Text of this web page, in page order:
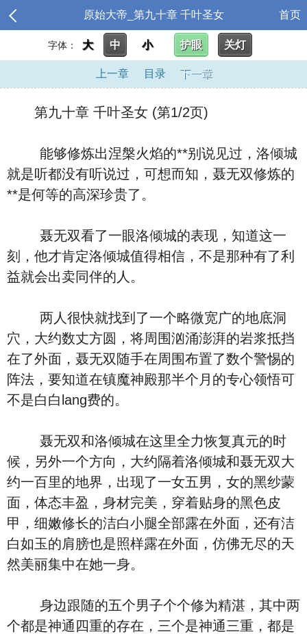
原始大帝_第九十章 千叶圣女 首页
字体： 大 中 小 护眼 关灯
上一章 目录 下一章
第九十章 千叶圣女 (第1/2页)
能够修炼出涅槃火焰的**别说见过，洛倾城
就是听都没有听说过，可想而知，聂无双修炼的
**是何等的高深珍贵了。
聂无双看了一眼洛倾城的表现，知道这一
刻，他才肯定洛倾城值得相信，不是那种有了利
益就会出卖同伴的人。
两人很快就找到了一个略微宽广的地底洞
穴，大约数丈方圆，将周围汹涌澎湃的岩浆抵挡
在了外面，聂无双随手在周围布置了数个警惕的
阵法，要知道在镇魔神殿那半个月的专心领悟可
不是白白lang费的。
聂无双和洛倾城在这里全力恢复真元的时
候，另外一个方向，大约隔着洛倾城和聂无双大
约一百里的地界，出现了一女五男，女的黑纱蒙
面，体态丰盈，身材完美，穿着贴身的黑色皮
甲，细嫩修长的洁白小腿全部露在外面，还有洁
白如玉的肩膀也是照样露在外面，仿佛无尽的天
然美丽集中在她一身。
身边跟随的五个男子个个修为精湛，其中两
个都是神通四重的存在，三个是神通三重，都是